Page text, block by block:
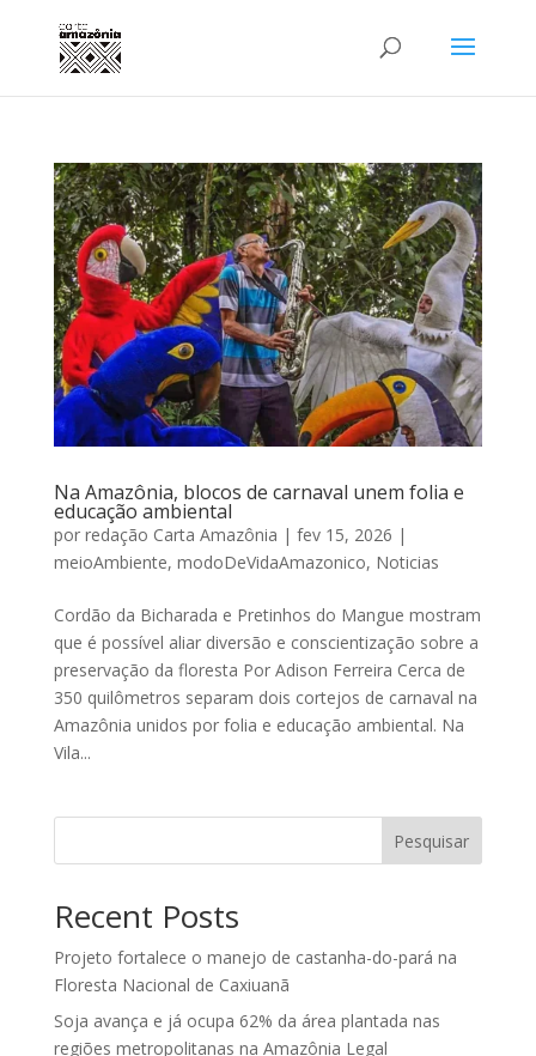
Na Amazônia, blocos de carnaval unem folia e
educação ambiental
por redação Carta Amazônia | fev 15, 2026 |
meioAmbiente, modoDeVidaAmazonico, Noticias
Cordão da Bicharada e Pretinhos do Mangue mostram
que é possível aliar diversão e conscientização sobre a
preservação da floresta Por Adison Ferreira Cerca de
350 quilômetros separam dois cortejos de carnaval na
Amazônia unidos por folia e educação ambiental. Na
Vila...
Pesquisar
Recent Posts
Projeto fortalece o manejo de castanha-do-pará na
Floresta Nacional de Caxiuanã
Soja avança e já ocupa 62% da área plantada nas
regiões metropolitanas na Amazônia Legal